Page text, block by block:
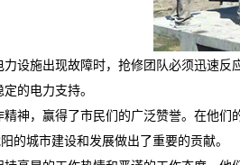
设施出现故障时，抢修团队必须迅速
的电力支持。
神，赢得了市民们的广泛赞誉。在他
的城市建设和发展做出了重要的贡献。